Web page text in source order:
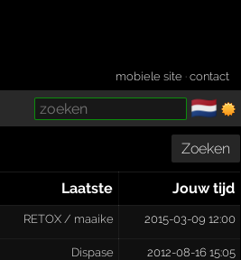
mobiele site ·contact
🇳🇱
Zoeken
Laatste
Jouw tijd
RETOX / maaike 2015-03-09 12:00
Dispase 2012-08-16 15:05